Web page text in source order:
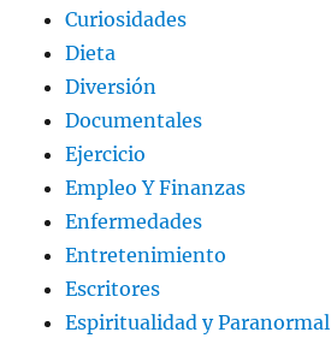
Curiosidades
Dieta
Diversión
Documentales
Ejercicio
Empleo Y Finanzas
Enfermedades
Entretenimiento
Escritores
Espiritualidad y Paranormal